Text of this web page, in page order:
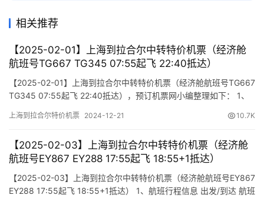
相关推荐
【2025-02-01】上海到拉合尔中转特价机票（经济舱
航班号TG667 TG345 07:55起飞 22:40抵达）
【2025-02-01】上海到拉合尔中转特价机票（经济舱航班号TG667
TG345 07:55起飞 22:40抵达），预订机票网小编整理如下： 1、
(Terminal) (Departure/Arrival) (Flight) (class) (Departure Time)
上海到拉合尔特价机票 2024-12-21 10.7K
【2025-02-03】上海到拉合尔中转特价机票（经济舱
航班号EY867 EY288 17:55起飞 18:55+1抵达）
【2025-02-03】上海到拉合尔中转特价机票（经济舱航班号EY867
EY288 17:55起飞 18:55+1抵达） 1、航班行程信息 出发/到达 航班